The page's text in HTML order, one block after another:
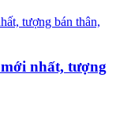
nhất, tượng